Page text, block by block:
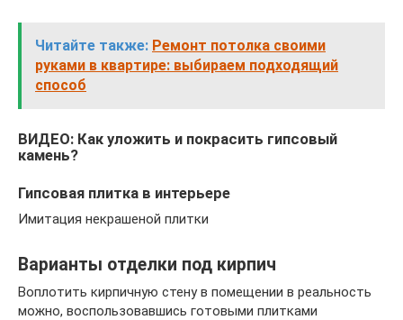
Читайте также: Ремонт потолка своими
руками в квартире: выбираем подходящий
способ
ВИДЕО: Как уложить и покрасить гипсовый
камень?
Гипсовая плитка в интерьере
Имитация некрашеной плитки
Варианты отделки под кирпич
Воплотить кирпичную стену в помещении в реальность
можно, воспользовавшись готовыми плитками